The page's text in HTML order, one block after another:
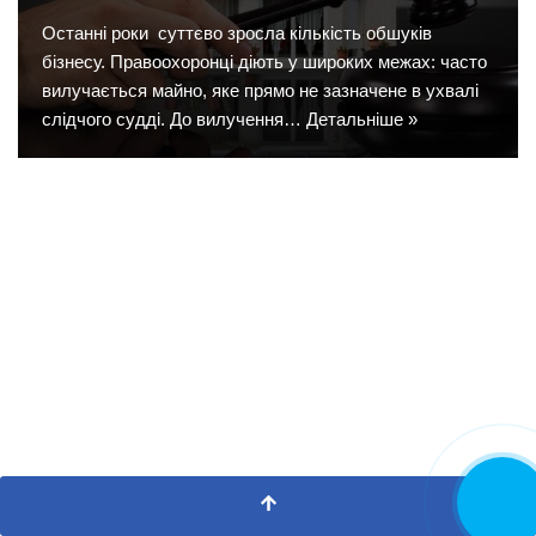
Останні роки суттєво зросла кількість обшуків
бізнесу. Правоохоронці діють у широких межах: часто
вилучається майно, яке прямо не зазначене в ухвалі
слідчого судді. До вилучення… Детальніше »